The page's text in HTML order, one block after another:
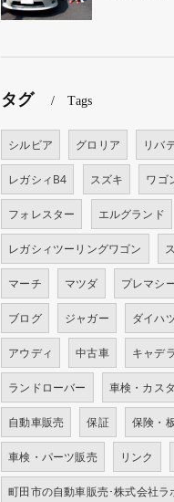
タグ Tags
シルビア グロリア リバ
レガシィB4 スズキ ワゴ
フォレスター エルグランド
レガシィツーリングワゴン
マーチ マツダ プレマシ
ブログ ジャガー ダイハ
アウディ 中古車 キャデ
ランドローバー 車検・カス
自動車販売 保証 保険・
車検・パーツ販売 リンク
町田市の自動車販売･株式会社ラ